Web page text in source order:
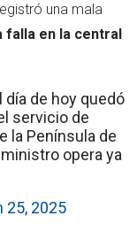
una mala
falla en la central
día de hoy quedó
servicio de
la Península de
opera ya
25, 2025